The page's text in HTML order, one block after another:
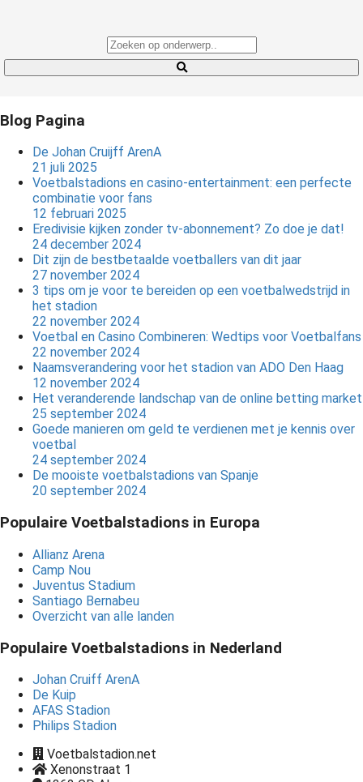
Blog Pagina
De Johan Cruijff ArenA
21 juli 2025
Voetbalstadions en casino-entertainment: een perfecte
combinatie voor fans
12 februari 2025
Eredivisie kijken zonder tv-abonnement? Zo doe je dat!
24 december 2024
Dit zijn de bestbetaalde voetballers van dit jaar
27 november 2024
3 tips om je voor te bereiden op een voetbalwedstrijd in
het stadion
22 november 2024
Voetbal en Casino Combineren: Wedtips voor Voetbalfans
22 november 2024
Naamsverandering voor het stadion van ADO Den Haag
12 november 2024
Het veranderende landschap van de online betting market
25 september 2024
Goede manieren om geld te verdienen met je kennis over
voetbal
24 september 2024
De mooiste voetbalstadions van Spanje
20 september 2024
Populaire Voetbalstadions in Europa
Allianz Arena
Camp Nou
Juventus Stadium
Santiago Bernabeu
Overzicht van alle landen
Populaire Voetbalstadions in Nederland
Johan Cruiff ArenA
De Kuip
AFAS Stadion
Philips Stadion
Voetbalstadion.net
Xenonstraat 1